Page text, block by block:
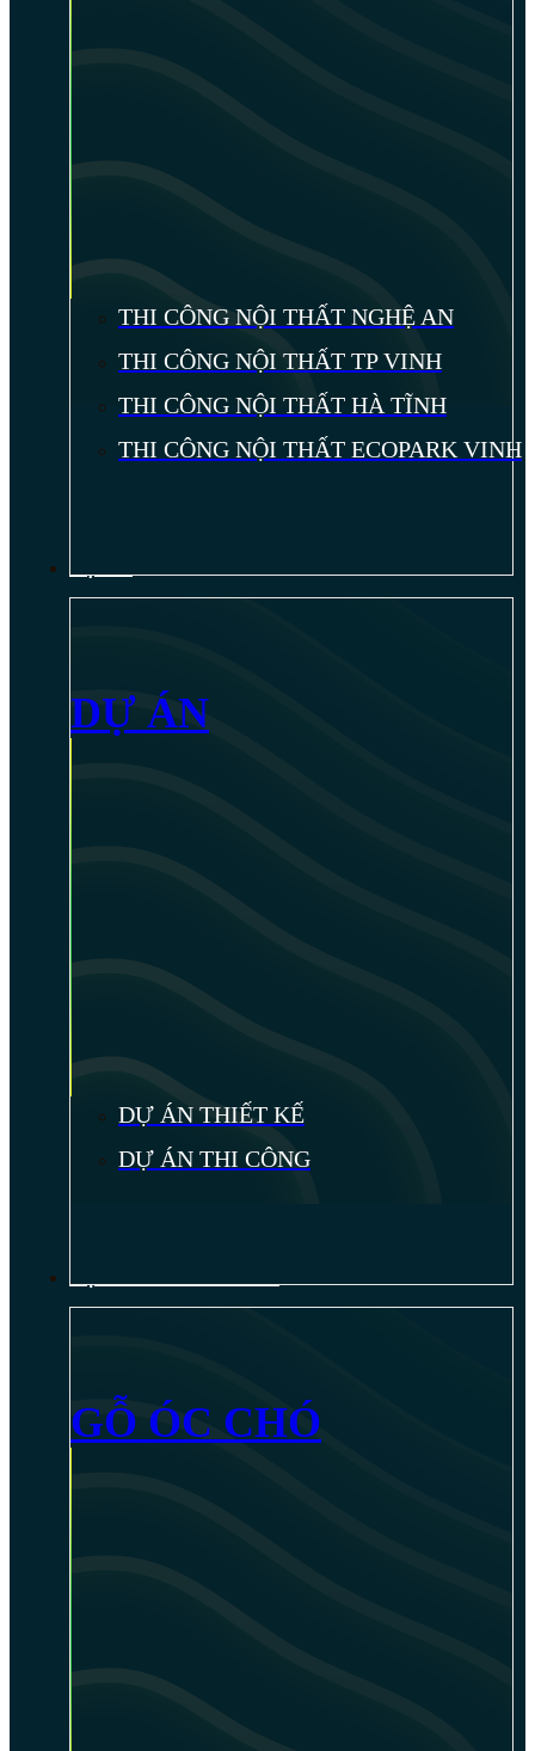
THI CÔNG NỘI THẤT NGHỆ AN
THI CÔNG NỘI THẤT TP VINH
THI CÔNG NỘI THẤT HÀ TĨNH
THI CÔNG NỘI THẤT ECOPARK VINH
DỰ ÁN
DỰ ÁN THIẾT KẾ
DỰ ÁN THI CÔNG
GỖ ÓC CHÓ